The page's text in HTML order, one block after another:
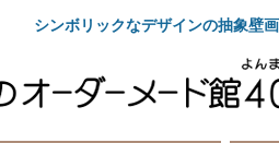
シンボリックなデザインの抽象壁画